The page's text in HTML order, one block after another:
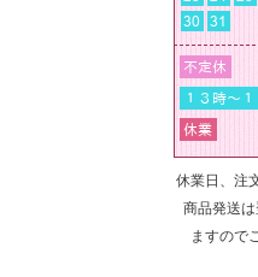
休業日、注
商品発送
ますので